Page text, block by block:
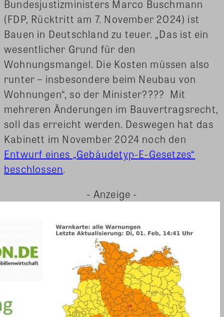
Bundesjustizministers Marco Buschmann
(FDP, Rücktritt am 7. November 2024) ist
Bauen in Deutschland zu teuer. „Das ist ein
wesentlicher Grund für den
Wohnungsmangel. Die Kosten müssen also
runter – insbesondere beim Neubau von
Wohnungen“, so der Minister???? Mit
mehreren Änderungen im Bauvertragsrecht,
soll das erreicht werden. Deswegen hat das
Kabinett im November 2024 noch den
Entwurf eines „Gebäudetyp-E-Gesetzes“
beschlossen.
- Anzeige -